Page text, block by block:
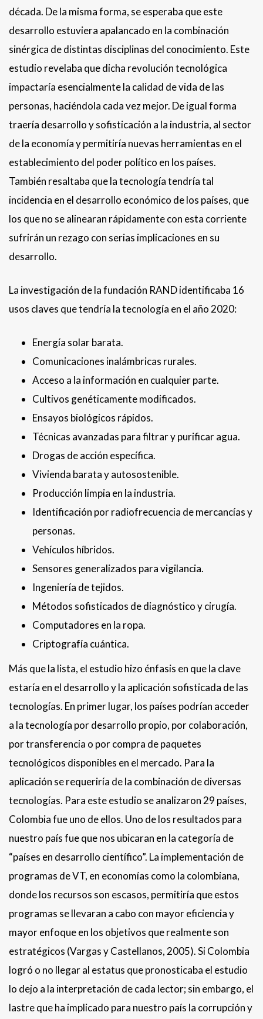
década. De la misma forma, se esperaba que este
desarrollo estuviera apalancado en la combinación
sinérgica de distintas disciplinas del conocimiento. Este
estudio revelaba que dicha revolución tecnológica
impactaría esencialmente la calidad de vida de las
personas, haciéndola cada vez mejor. De igual forma
traería desarrollo y sofisticación a la industria, al sector
de la economía y permitiría nuevas herramientas en el
establecimiento del poder político en los países.
También resaltaba que la tecnología tendría tal
incidencia en el desarrollo económico de los países, que
los que no se alinearan rápidamente con esta corriente
sufrirán un rezago con serias implicaciones en su
desarrollo.
La investigación de la fundación RAND identificaba 16
usos claves que tendría la tecnología en el año 2020:
Energía solar barata.
Comunicaciones inalámbricas rurales.
Acceso a la información en cualquier parte.
Cultivos genéticamente modificados.
Ensayos biológicos rápidos.
Técnicas avanzadas para filtrar y purificar agua.
Drogas de acción específica.
Vivienda barata y autosostenible.
Producción limpia en la industria.
Identificación por radiofrecuencia de mercancías y
personas.
Vehículos híbridos.
Sensores generalizados para vigilancia.
Ingeniería de tejidos.
Métodos sofisticados de diagnóstico y cirugía.
Computadores en la ropa.
Criptografía cuántica.
Más que la lista, el estudio hizo énfasis en que la clave
estaría en el desarrollo y la aplicación sofisticada de las
tecnologías. En primer lugar, los países podrían acceder
a la tecnología por desarrollo propio, por colaboración,
por transferencia o por compra de paquetes
tecnológicos disponibles en el mercado. Para la
aplicación se requeriría de la combinación de diversas
tecnologías. Para este estudio se analizaron 29 países,
Colombia fue uno de ellos. Uno de los resultados para
nuestro país fue que nos ubicaran en la categoría de
“países en desarrollo científico”. La implementación de
programas de VT, en economías como la colombiana,
donde los recursos son escasos, permitiría que estos
programas se llevaran a cabo con mayor eficiencia y
mayor enfoque en los objetivos que realmente son
estratégicos (Vargas y Castellanos, 2005). Si Colombia
logró o no llegar al estatus que pronosticaba el estudio
lo dejo a la interpretación de cada lector; sin embargo, el
lastre que ha implicado para nuestro país la corrupción y